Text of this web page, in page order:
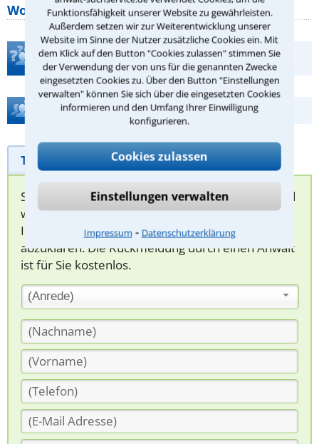
Funktionsfähigkeit unserer Website zu gewährleisten.
Außerdem setzen wir zur Weiterentwicklung unserer
Website im Sinne der Nutzer zusätzliche Cookies ein. Mit
dem Klick auf den Button "Cookies zulassen" stimmen Sie
der Verwendung der von uns für die genannten Zwecke
eingesetzten Cookies zu. Über den Button "Einstellungen
verwalten" können Sie sich über die eingesetzten Cookies
informieren und den Umfang Ihrer Einwilligung
konfigurieren.
Cookies zulassen
Einstellungen verwalten
Impressum ⁃ Datenschutzerklärung
Wohnungseigentümer kennen sollte
Teste Dein Rechtswissen
Hilfe bei Ihrer Anwaltsuche?
Telefonhilfe Beratungsanfrage
Sie können hier Ihren Fall schildern. Anschließend
werden sich spezialisierte Rechtsanwälte bei
Ihnen melden, um das weitere Vorgehen
abzuklären. Die Rückmeldung durch einen Anwalt
ist für Sie kostenlos.
(Anrede)